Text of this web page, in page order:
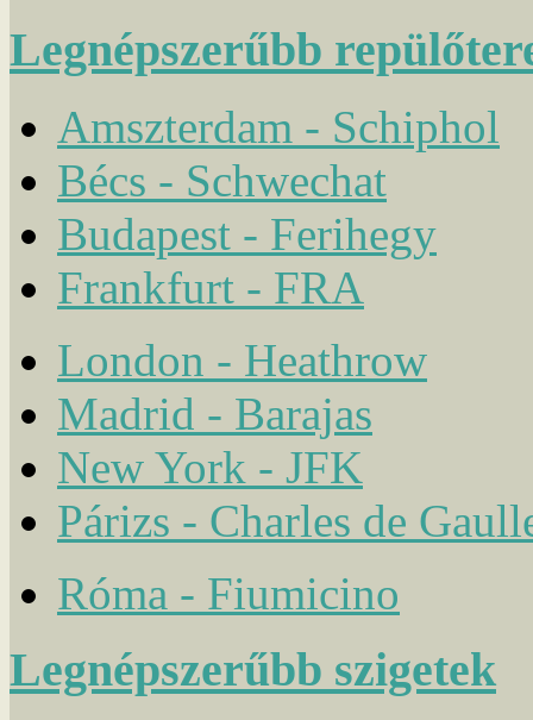
Legnépszerűbb
Amszterdam - Schiphol
Bécs - Schwechat
Budapest - Ferihegy
Frankfurt - FRA
London - Heathrow
Madrid - Barajas
New York - JFK
Párizs - Charles de
Róma - Fiumicino
Legnépszerűbb szigetek